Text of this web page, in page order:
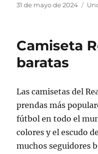
Publicado
31 de mayo de 2024
Camiseta
baratas
Las camisetas del
prendas más
fútbol en todo el
colores y el escudo
muchos seguidores